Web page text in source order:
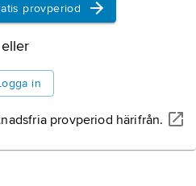
artikeln
provperiod
eller
in
provperiod härifrån.